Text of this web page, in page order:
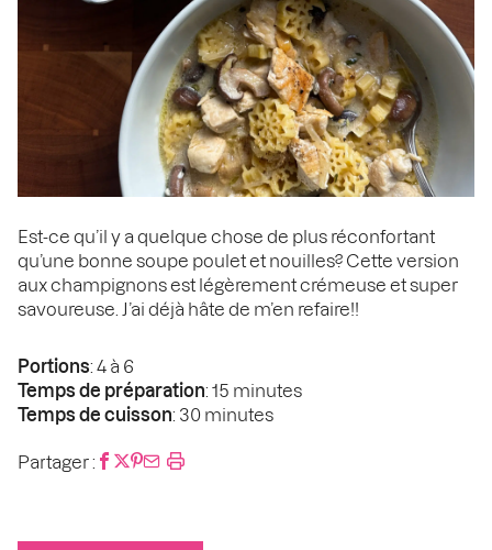
Est-ce qu’il y a quelque chose de plus réconfortant
qu’une bonne soupe poulet et nouilles? Cette version
aux champignons est légèrement crémeuse et super
savoureuse. J’ai déjà hâte de m’en refaire!!
Portions: 4 à 6
Temps de préparation: 15 minutes
Temps de cuisson: 30 minutes
Partager :